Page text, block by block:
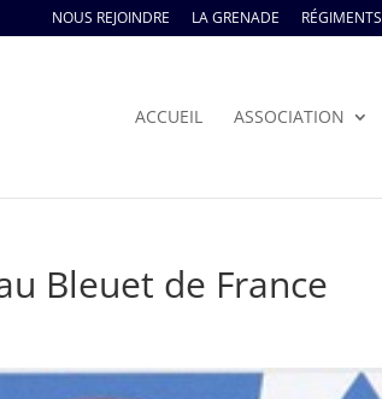
NOUS REJOINDRE LA GRENADE RÉGIMENTS
ACCUEIL ASSOCIATION
Bleuet de France